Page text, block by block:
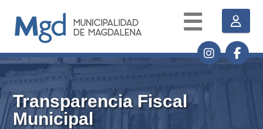
☰
Transparencia Fiscal
Municipal